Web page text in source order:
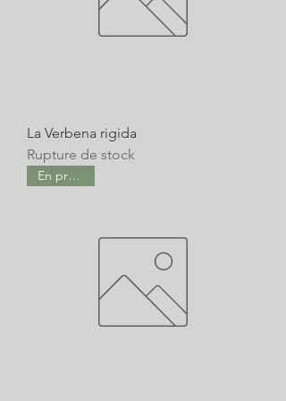
La Verbena rigida
Rupture de stock
En promo !